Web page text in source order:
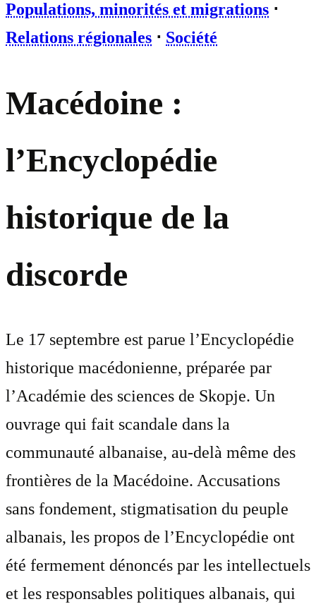
Populations, minorités et migrations ⋅
Relations régionales ⋅ Société
Macédoine :
l’Encyclopédie
historique de la
discorde
Le 17 septembre est parue l’Encyclopédie
historique macédonienne, préparée par
l’Académie des sciences de Skopje. Un
ouvrage qui fait scandale dans la
communauté albanaise, au-delà même des
frontières de la Macédoine. Accusations
sans fondement, stigmatisation du peuple
albanais, les propos de l’Encyclopédie ont
été fermement dénoncés par les intellectuels
et les responsables politiques albanais, qui